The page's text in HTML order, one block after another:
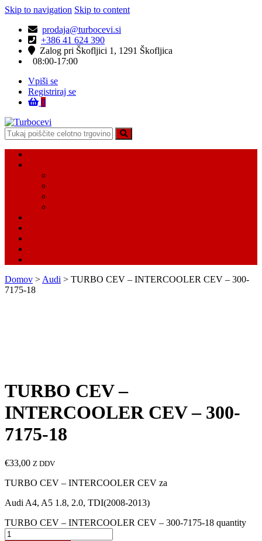
Skip to navigation Skip to content
prodaja@turbocevi.si
+386 41 624 390
Zalog pri Škofljici 1, 1291 Škofljica
08:00-17:00
Vpiši se
Registriraj se
0
Turbocevi
Turbo ideal – turbo cevi
Domov > Audi > TURBO CEV – INTERCOOLER CEV – 300-
7175-18
TURBO CEV –
INTERCOOLER CEV – 300-
7175-18
€33,00 Z DDV
TURBO CEV – INTERCOOLER CEV za
Audi A4, A5 1.8, 2.0, TDI(2008-2013)
TURBO CEV – INTERCOOLER CEV – 300-7175-18 quantity